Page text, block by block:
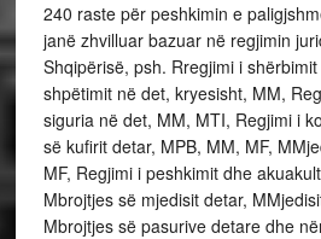
240 raste për peshkimin e
janë zhvilluar bazuar në regjimin
Shqipërisë, psh. Rregjimi i
shpëtimit në det, kryesisht, MM,
siguria në det, MM, MTI, Regjimi i
së kufirit detar, MPB, MM, MF,
MF, Regjimi i peshkimit dhe
Mbrojtjes së mjedisit detar,
Mbrojtjes së pasurive detare dhe